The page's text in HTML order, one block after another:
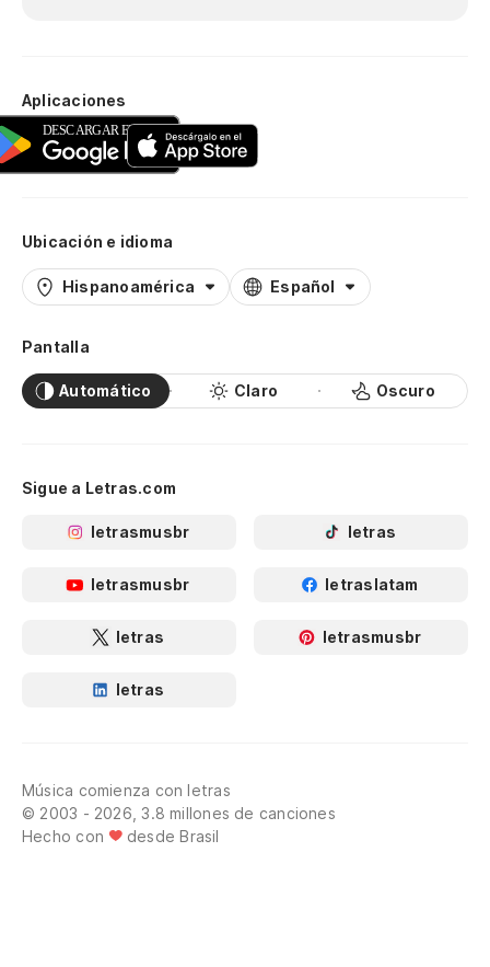
Aplicaciones
Ubicación e idioma
Hispanoamérica Español
Pantalla
Automático Claro Oscuro
Sigue a Letras.com
letrasmusbr letras
letrasmusbr letraslatam
letras letrasmusbr
letras
Música comienza con letras
© 2003 - 2026, 3.8 millones de canciones
Hecho con
desde Brasil